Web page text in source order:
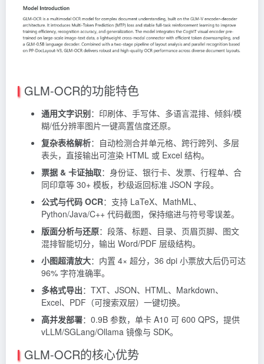
GLM-OCR的功能特色
通用文字识别：印刷体、手写体、多语言混排、倾斜/模
糊/低分辨率图片一键高置信度还原。
复杂表格解析：自动检测合并单元格、跨行跨列、多层
表头，直接输出可渲染 HTML 或 Excel 结构。
票据 & 卡证抽取：身份证、银行卡、发票、行程单、合
同印章等 30+ 模板，秒级返回标准 JSON 字段。
公式与代码 OCR：支持 LaTeX、MathML、
Python/Java/C++ 代码截图，保持缩进与符号零误差。
版面分析与还原：段落、标题、目录、页眉页脚、图文
混排智能切分，输出 Word/PDF 层级结构。
小图超清放大：内置 4× 超分，36 dpi 小票放大后仍可达
96% 字符准确率。
多格式导出：TXT、JSON、HTML、Markdown、
Excel、PDF（可搜索双层）一键切换。
高并发部署：0.9B 参数，单卡 A10 可 600 QPS，提供
vLLM/SGLang/Ollama 镜像与 SDK。
GLM-OCR的核心优势